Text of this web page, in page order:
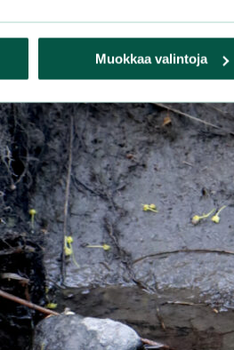
Muokkaa valintoja